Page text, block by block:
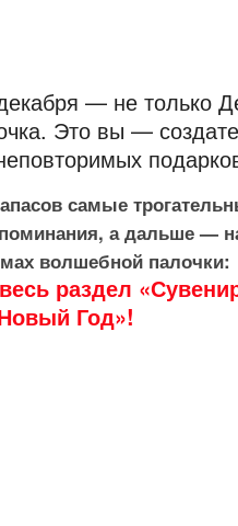
— не только
Это вы —
подарков.
самые
а дальше —
волшебной палочки:
раздел
Год»!